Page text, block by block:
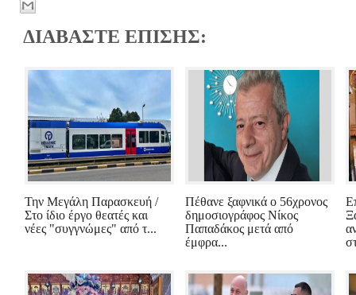
ΔΙΑΒΑΣΤΕ ΕΠΙΣΗΣ:
Την Μεγάλη Παρασκευή /
Στο ίδιο έργο θεατές και
νέες "συγγνώμες" από τ...
Πέθανε ξαφνικά ο 56χρονος
δημοσιογράφος Νίκος
Παπαδάκος μετά από
έμφρα...